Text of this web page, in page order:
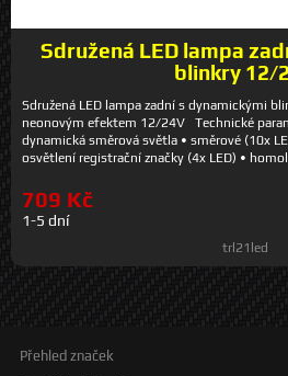
Sdružená LED lampa
blinkry 12/
Sdružená LED lampa zadní s dynamickými
neonovým efektem 12/24V Technické
dynamická směrová světla • směrové (10x
osvětlení registrační značky (4x LED) •
upevňovacích šroubů 55,4 mm • vodotěsné
Připojení vodičů • bílý vodič - kostra • černý
osvětlení SPZ • červený vodič - brzdové
709 Kč
1-5 dní
trl21led
Přehled značek